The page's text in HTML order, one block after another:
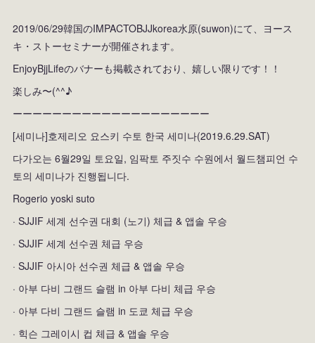
2019/06/29韓国のIMPACTOBJJkorea水原(suwon)にて、ヨース
キ・ストーセミナーが開催されます。
EnjoyBjjLifeのバナーも掲載されており、嬉しい限りです！！
楽しみ〜(^^♪
ーーーーーーーーーーーーーーーーーーーー
[세미나]호제리오 요스키 수토 한국 세미나(2019.6.29.SAT)
다가오는 6월29일 토요일, 임팍토 주짓수 수원에서 월드챔피언 수
토의 세미나가 진행됩니다.
Rogerio yoski suto
· SJJIF 세계 선수권 대회 (노기) 체급 & 앱솔 우승
· SJJIF 세계 선수권 체급 우승
· SJJIF 아시아 선수권 체급 & 앱솔 우승
· 아부 다비 그랜드 슬램 in 아부 다비 체급 우승
· 아부 다비 그랜드 슬램 in 도쿄 체급 우승
· 힉슨 그레이시 컵 체급 & 앱솔 우승